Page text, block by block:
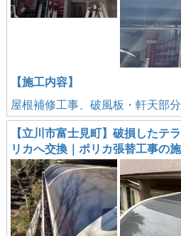
【施工内容】
屋根補修工事、破風板・軒天部
【立川市富士見町】破損したテ
リカへ交換｜ポリカ張替工事の